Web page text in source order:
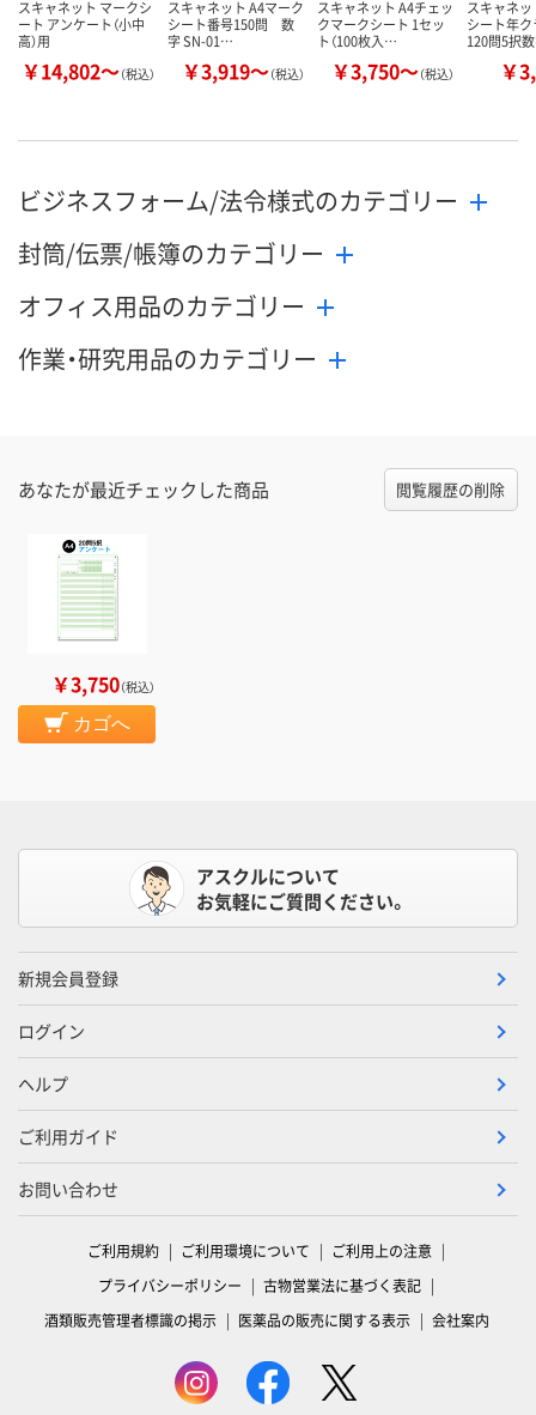
スキャネット マークシ
ート アンケート（小中
高）用
￥14,802～（税込）
スキャネット A4マーク
シート番号150問 数
字 SN-01…
￥3,919～（税込）
スキャネット A4チェッ
クマークシート 1セッ
ト（100枚入…
￥3,750～（税込）
スキャネ
シート年
120問5択
￥
ビジネスフォーム/法令様式のカテゴリー
封筒/伝票/帳簿のカテゴリー
オフィス用品のカテゴリー
作業・研究用品のカテゴリー
あなたが最近チェックした商品 閲覧履歴の削除
￥3,750（税込）
カゴへ
アスクルについて
お気軽にご質問ください。
新規会員登録
ログイン
ヘルプ
ご利用ガイド
お問い合わせ
ご利用規約 ご利用環境について
ご利用上の注意
プライバシーポリシー
古物営業法に基づく表記
酒類販売管理者標識の掲示
医薬品の販売に関する表示 会社案内